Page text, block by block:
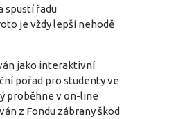
spustí řadu
je vždy lepší nehodě
jako interaktivní
pořad pro studenty ve
proběhne v on-line
z Fondu zábrany škod